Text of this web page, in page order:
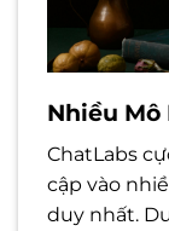
Nhiều Mô
ChatLabs
cập vào
duy nhất.